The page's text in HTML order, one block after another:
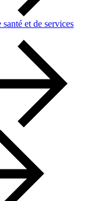
et de services